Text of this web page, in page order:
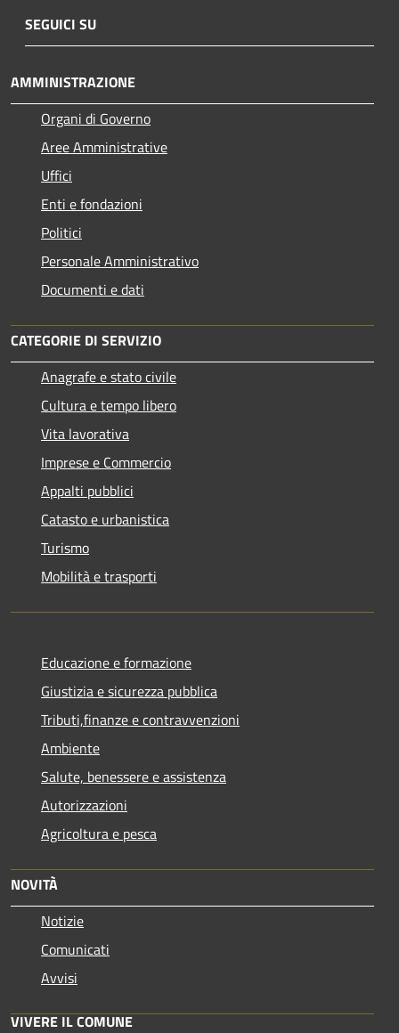
SEGUICI SU
AMMINISTRAZIONE
Organi di Governo
Aree Amministrative
Uffici
Enti e fondazioni
Politici
Personale Amministrativo
Documenti e dati
CATEGORIE DI SERVIZIO
Anagrafe e stato civile
Cultura e tempo libero
Vita lavorativa
Imprese e Commercio
Appalti pubblici
Catasto e urbanistica
Turismo
Mobilità e trasporti
Educazione e formazione
Giustizia e sicurezza pubblica
Tributi,finanze e contravvenzioni
Ambiente
Salute, benessere e assistenza
Autorizzazioni
Agricoltura e pesca
NOVITÀ
Notizie
Comunicati
Avvisi
VIVERE IL COMUNE